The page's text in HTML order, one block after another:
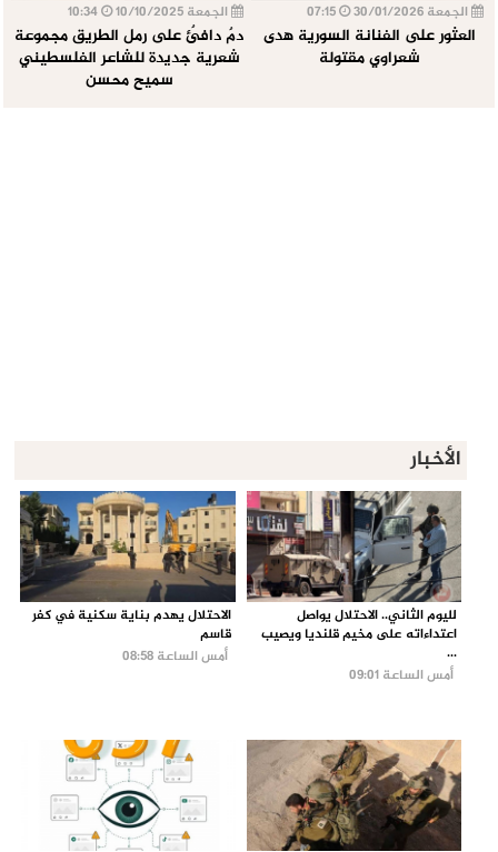
الجمعة 30/01/2026
العثور على الفنانة السورية هدى
شعراوي مقتولة
الجمعة 10/10/2025
دمٌ دافئٌ على رمل الطريق مجموعة
شعرية جديدة للشاعر الفلسطيني
سميح محسن
الأخبار
لليوم الثاني.. الاحتلال يواصل
اعتداءاته على مخيم قلنديا ويصيب
...
أمس الساعة 09:01
الاحتلال يهدم بناية سكنية في كفر
قاسم
أمس الساعة 08:58